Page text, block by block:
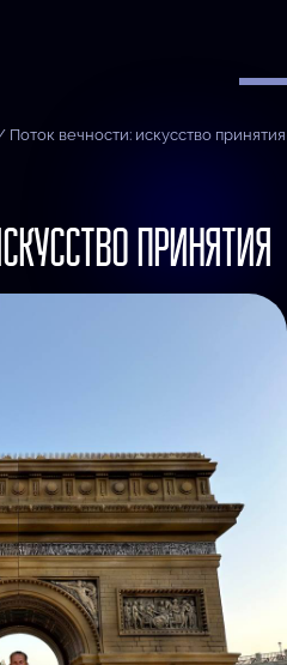
Поток вечности: искусство принятия
ПРИНЯТИЯ